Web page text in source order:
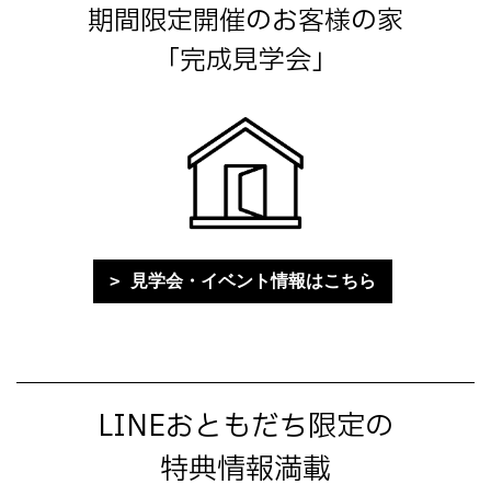
期間限定開催のお客様の家
「完成見学会」
見学会・イベント情報はこちら
LINEおともだち限定の
特典情報満載